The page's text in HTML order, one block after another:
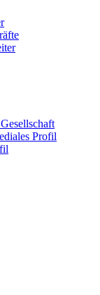
Profil